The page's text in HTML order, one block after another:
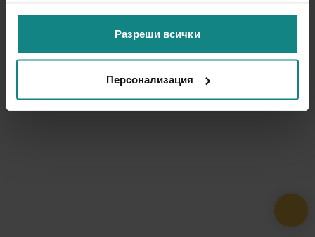
ползването от Ваша страна на услугите им.
Разреши всички
Персонализация